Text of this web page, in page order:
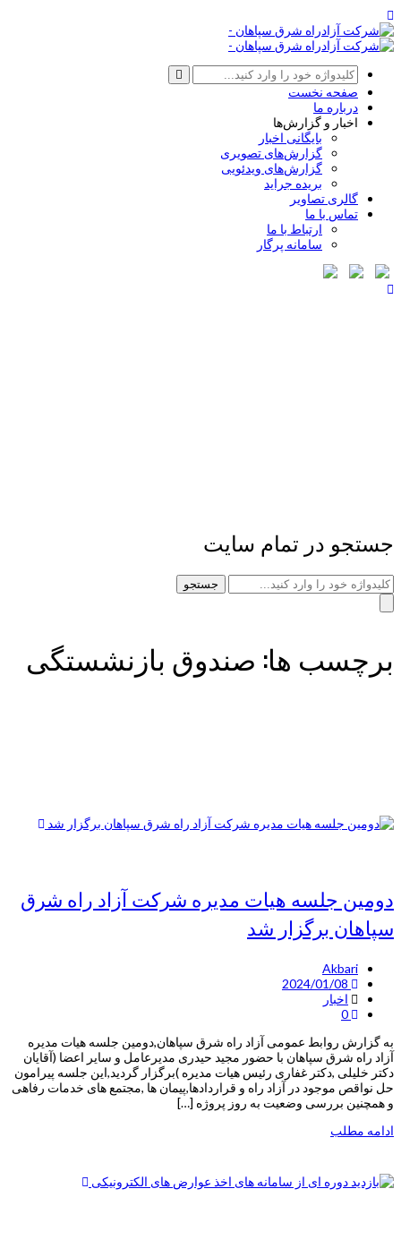
صفحه نخست
درباره ما
اخبار و گزارش‌ها
بایگانی اخبار
گزارش‌های تصویری
گزارش‌های ویدئویی
بریده جراید
گالری تصاویر
تماس با ما
ارتباط با ما
سامانه پرگار
جستجو در تمام سایت
جستجو
برچسب ها: صندوق بازنشستگی
دومین جلسه هیات مدیره شرکت آزاد راه شرق
سپاهان برگزار شد
Akbari
اخبار
به گزارش روابط عمومی آزاد راه شرق سپاهان,دومین جلسه هیات مدیره
آزاد راه شرق سپاهان با حضور مجید حیدری مدیرعامل و سایر اعضا (آقایان
دکتر خلیلی ,دکتر غفاری رئیس هیات مدیره )برگزار گردید,این جلسه پیرامون
حل نواقص موجود در آزاد راه و قراردادها,پیمان ها ,مجتمع های خدمات رفاهی
و همچنین بررسی وضعیت به روز پروژه […]
ادامه مطلب